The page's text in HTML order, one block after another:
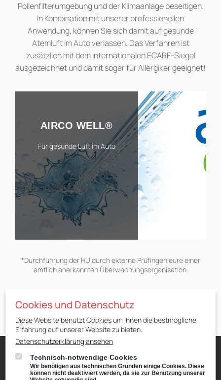
Pollenfilterumgebung und der Klimaanlage beseitigen.
In Kombination mit unserer professionellen
Anwendung, können Sie sich damit auf gesunde
Atemluft im Auto verlassen. Das Verfahren ist
zusätzlich mit dem internationalen ECARF-Siegel
ausgezeichnet und damit sogar für Allergiker geeignet!
AIRCO WELL®
Für gesunde Luft im Auto
*Durchführung der HU durch externe Prüfingenieure einer
amtlich anerkannten Überwachungsorganisation.
AHG>Autowerkstatt
Unternehmen Karriere & Ausbildung
Notdienst
Impressum Datenschutz Rechtliches
Cookies und Datenschutz
Diese Website benutzt Cookies um Ihnen die bestmögliche
Erfahrung auf unserer Website zu bieten.
Datenschutzerklärung ansehen
Technisch-notwendige Cookies
Wir benötigen aus technischen Gründen einige Cookies. Diese
können nicht deaktiviert werden, da sie zur Benutzung unserer